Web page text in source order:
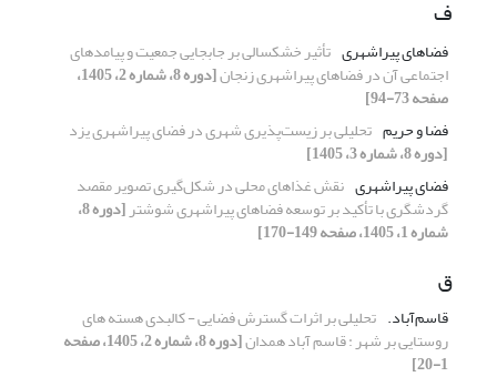
ف
فضاهای پیراشهری تأثیر خشکسالی بر جابجایی جمعیت و پیامدهای
اجتماعی آن در فضاهای پیراشهری زنجان [دوره 8، شماره 2، 1405،
صفحه 73-94]
فضا و حریم تحلیلی بر زیست‌پذیری شهری در فضای پیراشهری یزد
[دوره 8، شماره 3، 1405]
فضای پیراشهری نقش غذاهای محلی در شکل‌گیری تصویر مقصد
گردشگری با تأکید بر توسعه فضاهای پیراشهری شوشتر [دوره 8،
شماره 1، 1405، صفحه 149-170]
ق
قاسم‌آباد. تحلیلی بر اثرات گسترش فضایی - کالبدی هسته های
روستایی بر شهر : قاسم آباد همدان [دوره 8، شماره 2، 1405، صفحه
1-20]